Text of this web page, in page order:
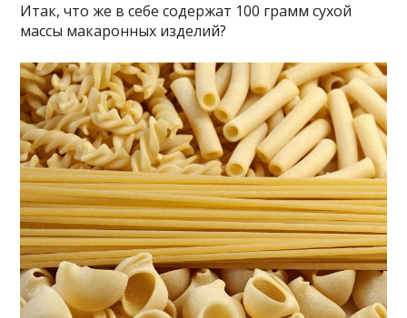
Итак, что же в себе содержат 100 грамм сухой
массы макаронных изделий?